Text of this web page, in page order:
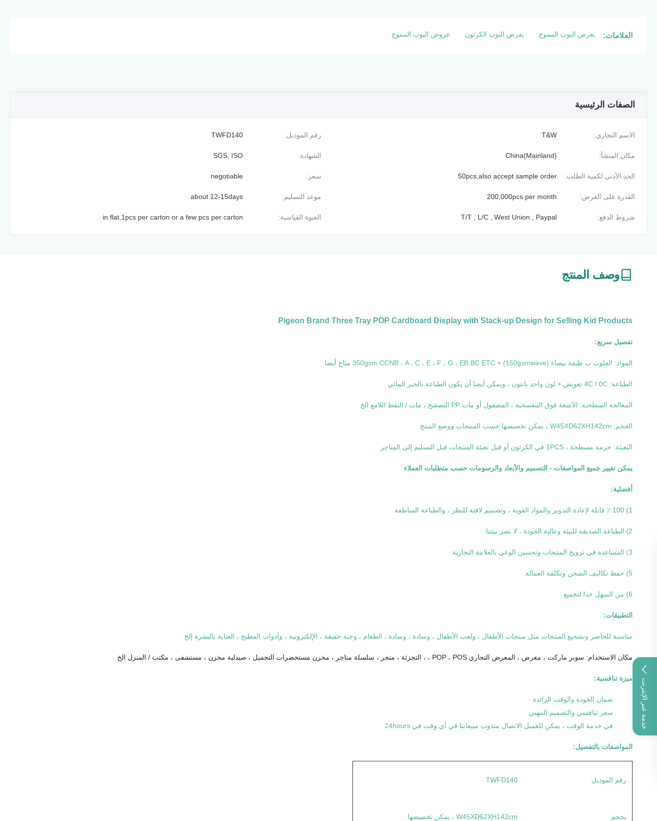
خدمة عبر الإنترنت
العلامات: يعرض البوب ​​المموج يعرض البوب ​​الكرتون عروض البوب ​​المموج
الصفات الرئيسية
الاسم التجاري: T&W رقم الموديل: TWFD140
مكان المنشأ: China(Mainland) الشهادة: SGS, ISO
الحد الأدنى لكمية الطلب: 50pcs,also accept sample order سعر: negotiable
القدرة على العرض: 200,000pcs per month موعد التسليم: about 12-15days
شروط الدفع: T/T , L/C , West Union , Paypal العبوة القياسية: in flat,1pcs per carton or a few pcs per carton
وصف المنتج
Pigeon Brand Three Tray POP Cardboard Display with Stack-up Design for Selling Kid Products
تفصيل سريع:
المواد: الفلوت ب طبقة بيضاء (150gsmwave) + 350gsm CCNB ، A ، C ، E ، F ، G ، EB.BC ETC متاح أيضا
الطباعة: 4C / 0C تعويض + لون واحد بانتون ، ويمكن أيضا أن يكون الطباعة بالحبر المائي
المعالجة السطحية: الأشعة فوق البنفسجية ، المصقول أو مات PP التصفيح ، مات / النفط اللامع الخ
الحجم: W45XD62XH142cm ، يمكن تخصيصها حسب المنتجات ووضع المنتج
التعبئة: حزمة مسطحة ، 1PCS في الكرتون أو قبل تعبئة المنتجات قبل التسليم إلى المتاجر
يمكن تغيير جميع المواصفات - التصميم والأبعاد والرسومات حسب متطلبات العملاء
أفضلية:
1) 100 ٪ قابلة لإعادة التدوير والمواد القوية ، وتصميم لافتة للنظر ، والطباعة الساطعة
2) الطباعة الصديقة للبيئة وعالية الجودة ، لا تضر بيئتنا
3) المساعدة في ترويج المنتجات وتحسين الوعي بالعلامة التجارية
5) حفظ تكاليف الشحن وتكلفة العمالة.
6) من السهل جدا لتجميع
التطبيقات:
مناسبة للحاضر وتشجيع المنتجات مثل منتجات الأطفال ، ولعب الأطفال ، وسادة ، وسادة ، الطعام ، وجبة خفيفة ، الإلكترونية ، وأدوات المطبخ ، العناية بالبشرة إلخ
مكان الاستخدام: سوبر ماركت ، معرض ، المعرض التجاري POP ، POS ، ، التجزئة ، متجر ، سلسلة متاجر ، مخزن مستحضرات التجميل ، صيدلية مخزن ، مستشفى ، مكتب / المنزل الخ
ميزة تنافسية:
ضمان الجودة والوقت الرائدة
سعر تنافسي والتصميم المهني
في خدمة الوقت ، يمكن للعميل الاتصال مندوب مبيعاتنا في أي وقت في 24hours
المواصفات بالتفصيل:
رقم الموديل: TWFD140
بحجم: W45XD62XH142cm ، يمكن تخصيصها